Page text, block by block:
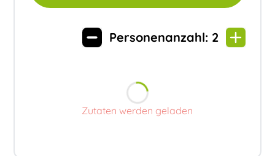
Personenanzahl: 2
Zutaten werden geladen